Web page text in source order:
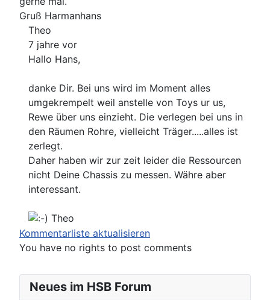
Neues im HSB Forum
Gruß Harmanhans
Theo
7 jahre vor
Hallo Hans,
danke Dir. Bei uns wird im Moment alles
umgekrempelt weil anstelle von Toys ur us,
Rewe über uns einzieht. Die verlegen bei uns in
den Räumen Rohre, vielleicht Träger.....alles ist
zerlegt.
Daher haben wir zur zeit leider die Ressourcen
nicht Deine Chassis zu messen. Währe aber
interessant.
Theo
Kommentarliste aktualisieren
You have no rights to post comments